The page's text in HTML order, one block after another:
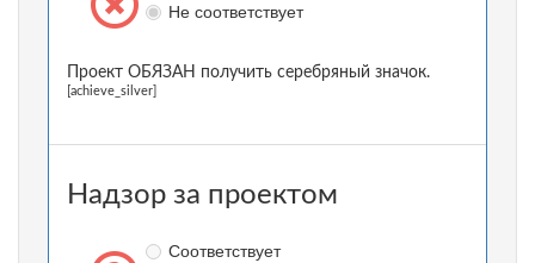
Не соответствует
Проект ОБЯЗАН получить серебряный значок.
[achieve_silver]
Надзор за проектом
Соответствует